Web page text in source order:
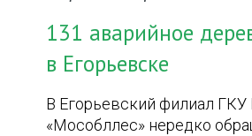
131 аварийное
в Егорьевске
В Егорьевский филиал
«Мособллес» нередко